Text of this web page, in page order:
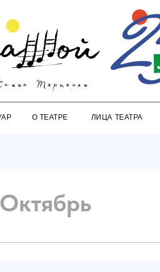
О ТЕАТРЕ ЛИЦА ТЕАТРА НОВОСТИ
Октябрь